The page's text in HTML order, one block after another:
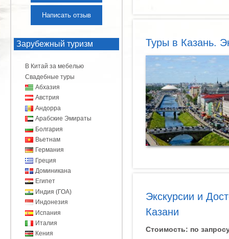
Туры в Казань.
Экскурсии и
Казани
Стоимость: по
Написать отзыв
Зарубежный туризм
В Китай за мебелью
Свадебные туры
Абхазия
Австрия
Андорра
Арабские Эмираты
Болгария
Вьетнам
Германия
Греция
Доминикана
Египет
Индия (ГОА)
Индонезия
Испания
Италия
Кения